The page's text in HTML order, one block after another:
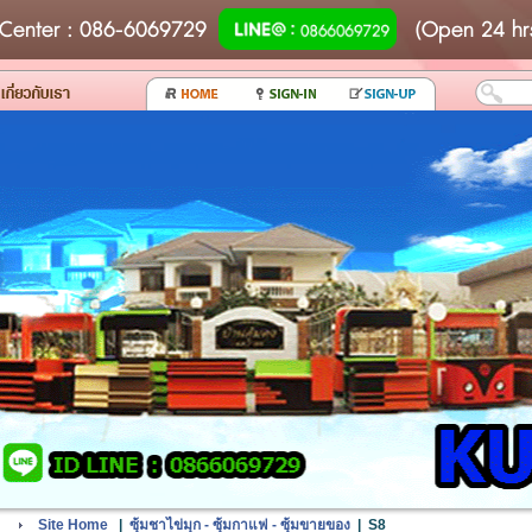
: 086-6069729 (Open 24
Site Home ซุ้มชาไข่มุก - ซุ้มกาแฟ - ซุ้มขายของ S8